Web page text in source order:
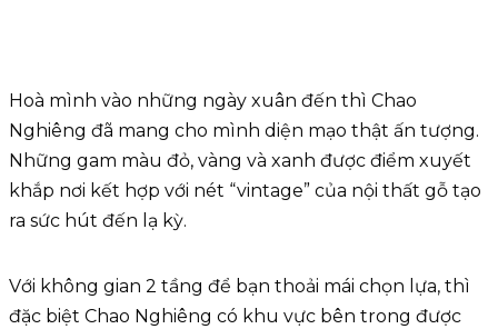
Hoà mình vào những ngày xuân đến thì Chao
Nghiêng đã mang cho mình diện mạo thật ấn tượng.
Những gam màu đỏ, vàng và xanh được điểm xuyết
khắp nơi kết hợp với nét “vintage” của nội thất gỗ tạo
ra sức hút đến lạ kỳ.
Với không gian 2 tầng để bạn thoải mái chọn lựa, thì
đặc biệt Chao Nghiêng có khu vực bên trong được